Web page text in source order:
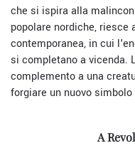
che si ispira alla
popolare nordiche, riesce
contemporanea, in cui
si completano a vicenda.
complemento a una
forgiare un nuovo
A